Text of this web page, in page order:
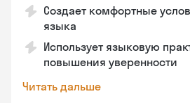
Создает комфортные
языка
Использует языковую
повышения уверенности
Читать дальше